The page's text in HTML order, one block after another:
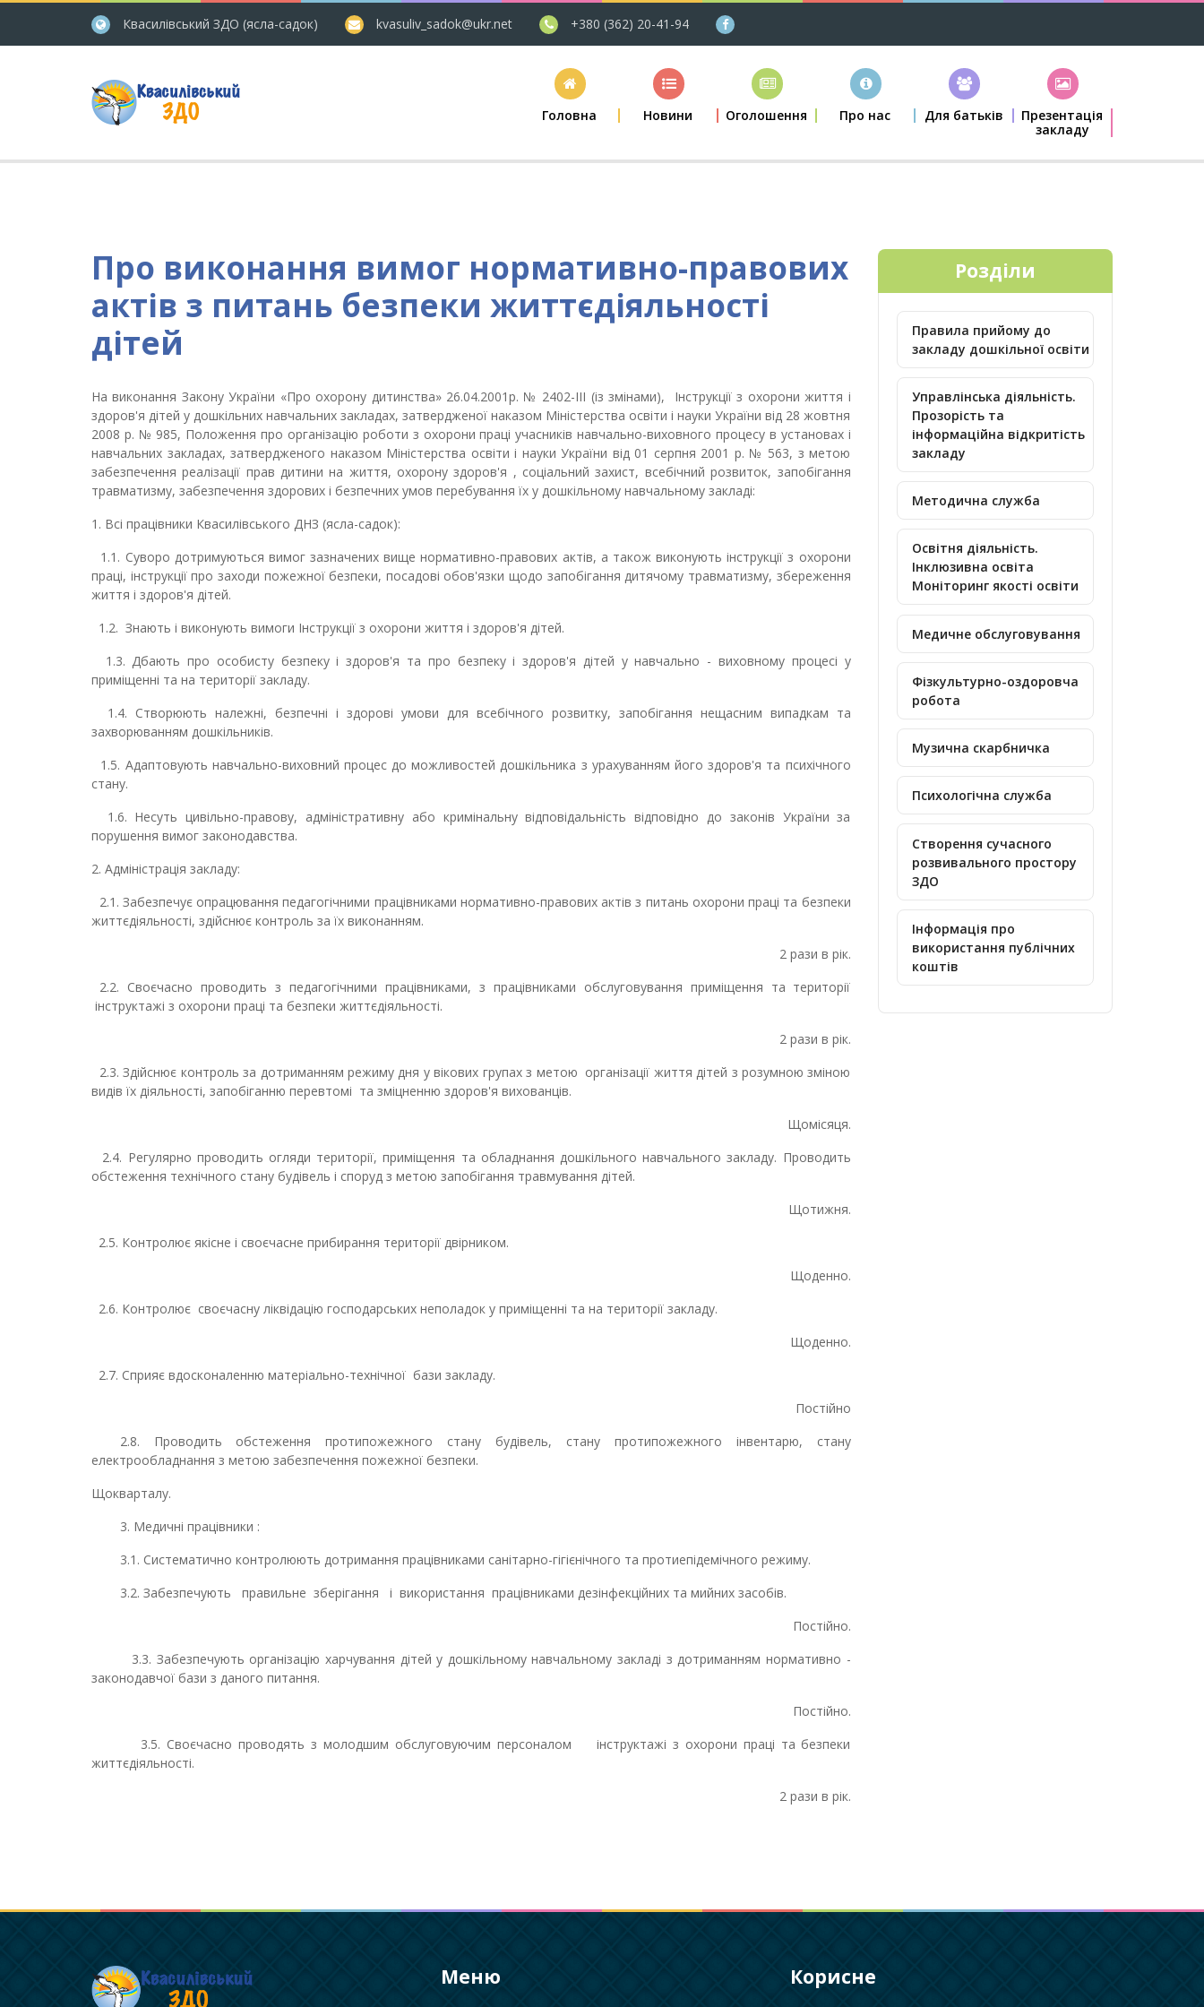
Квасилівський ЗДО (ясла-садок) kvasuliv_sadok@ukr.net +380 (362) 20-41-94
Головна Новини Оголошення Про нас Для батьків
Презентація
закладу
Про виконання вимог нормативно-правових
актів з питань безпеки життєдіяльності
дітей
На виконання Закону України «Про охорону дитинства» 26.04.2001р. № 2402-III (із змінами), Інструкції з охорони життя і
здоров'я дітей у дошкільних навчальних закладах, затвердженої наказом Міністерства освіти і науки України від 28 жовтня
2008 р. № 985, Положення про організацію роботи з охорони праці учасників навчально-виховного процесу в установах і
навчальних закладах, затвердженого наказом Міністерства освіти і науки України від 01 серпня 2001 р. № 563, з метою
забезпечення реалізації прав дитини на життя, охорону здоров'я , соціальний захист, всебічний розвиток, запобігання
травматизму, забезпечення здорових і безпечних умов перебування їх у дошкільному навчальному закладі:
1. Всі працівники Квасилівського ДНЗ (ясла-садок):
1.1. Суворо дотримуються вимог зазначених вище нормативно-правових актів, а також виконують інструкції з охорони
праці, інструкції про заходи пожежної безпеки, посадові обов'язки щодо запобігання дитячому травматизму, збереження
життя і здоров'я дітей.
1.2. Знають і виконують вимоги Інструкції з охорони життя і здоров'я дітей.
1.3. Дбають про особисту безпеку і здоров'я та про безпеку і здоров'я дітей у навчально - виховному процесі у
приміщенні та на території закладу.
1.4. Створюють належні, безпечні і здорові умови для всебічного розвитку, запобігання нещасним випадкам та
захворюванням дошкільників.
1.5. Адаптовують навчально-виховний процес до можливостей дошкільника з урахуванням його здоров'я та психічного
стану.
1.6. Несуть цивільно-правову, адміністративну або кримінальну відповідальність відповідно до законів України за
порушення вимог законодавства.
2. Адміністрація закладу:
2.1. Забезпечує опрацювання педагогічними працівниками нормативно-правових актів з питань охорони праці та безпеки
життєдіяльності, здійснює контроль за їх виконанням.
2 рази в рік.
2.2. Своєчасно проводить з педагогічними працівниками, з працівниками обслуговування приміщення та території
інструктажі з охорони праці та безпеки життєдіяльності.
2 рази в рік.
2.3. Здійснює контроль за дотриманням режиму дня у вікових групах з метою організації життя дітей з розумною зміною
видів їх діяльності, запобіганню перевтомі та зміцненню здоров'я вихованців.
Щомісяця.
2.4. Регулярно проводить огляди території, приміщення та обладнання дошкільного навчального закладу. Проводить
обстеження технічного стану будівель і споруд з метою запобігання травмування дітей.
Щотижня.
2.5. Контролює якісне і своєчасне прибирання території двірником.
Щоденно.
2.6. Контролює своєчасну ліквідацію господарських неполадок у приміщенні та на території закладу.
Щоденно.
2.7. Сприяє вдосконаленню матеріально-технічної бази закладу.
Постійно
2.8. Проводить обстеження протипожежного стану будівель, стану протипожежного інвентарю, стану
електрообладнання з метою забезпечення пожежної безпеки.
Щокварталу.
3. Медичні працівники :
3.1. Систематично контролюють дотримання працівниками санітарно-гігієнічного та протиепідемічного режиму.
3.2. Забезпечують правильне зберігання і використання працівниками дезінфекційних та мийних засобів.
Постійно.
3.3. Забезпечують організацію харчування дітей у дошкільному навчальному закладі з дотриманням нормативно -
законодавчої бази з даного питання.
Постійно.
3.5. Своєчасно проводять з молодшим обслуговуючим персоналом інструктажі з охорони праці та безпеки
життєдіяльності.
2 рази в рік.
Розділи
Правила прийому до
закладу дошкільної освіти
Управлінська діяльність.
Прозорість та
інформаційна відкритість
закладу
Методична служба
Освітня діяльність.
Інклюзивна освіта
Моніторинг якості освіти
Медичне обслуговування
Фізкультурно-оздоровча
робота
Музична скарбничка
Психологічна служба
Створення сучасного
розвивального простору
ЗДО
Інформація про
використання публічних
коштів
Меню Корисне